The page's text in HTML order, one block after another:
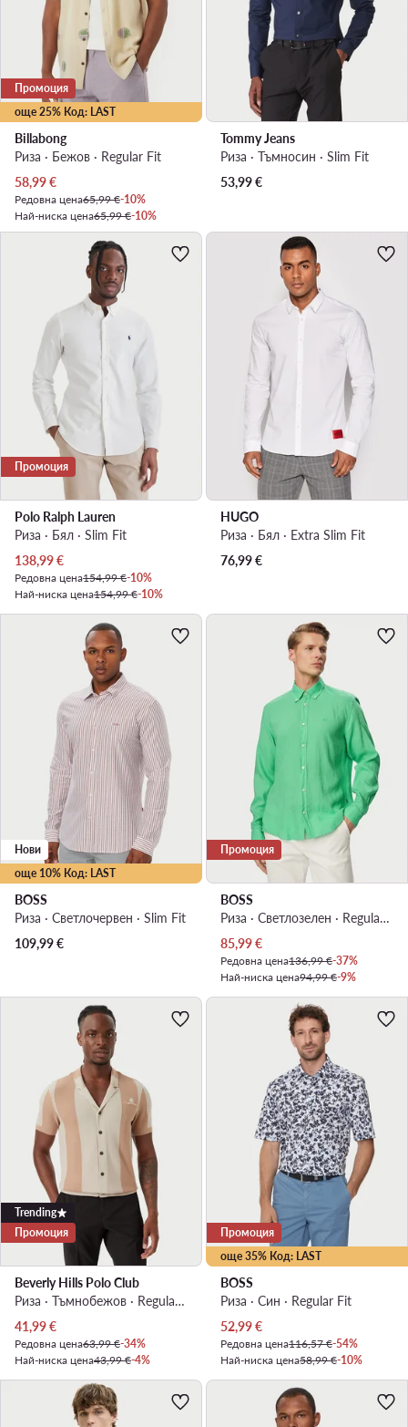
още 25% Код: LAST
Промоция
Billabong
Риза · Бежов · Regular Fit
Актуална цена
58,99€
Редовна цена65,99 €-10%
Най-ниска цена65,99 €-10%
Tommy Jeans
Риза · Тъмносин · Slim Fit
53,99€
Промоция
Polo Ralph Lauren
Риза · Бял · Slim Fit
Актуална цена
138,99€
Редовна цена154,99 €-10%
Най-ниска цена154,99 €-10%
HUGO
Риза · Бял · Extra Slim Fit
76,99€
още 10% Код: LAST
Нови
BOSS
Риза · Светлочервен · Slim Fit
109,99€
Промоция
BOSS
Риза · Светлозелен · Regular Fit
Актуална цена
85,99€
Редовна цена136,99 €-37%
Най-ниска цена94,99 €-9%
Trending
Промоция
Beverly Hills Polo Club
Риза · Тъмнобежов · Regular Fit
Актуална цена
41,99€
Редовна цена63,99 €-34%
Най-ниска цена43,99 €-4%
още 35% Код: LAST
Промоция
BOSS
Риза · Син · Regular Fit
Актуална цена
52,99€
Редовна цена116,57 €-54%
Най-ниска цена58,99 €-10%